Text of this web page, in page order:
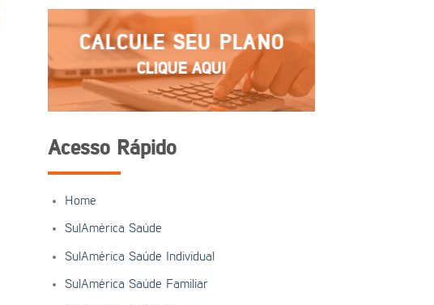
CALCULE SEU PLANO
CLIQUE AQUI
Acesso Rápido
Home
SulAmérica Saúde
SulAmérica Saúde Individual
SulAmérica Saúde Familiar